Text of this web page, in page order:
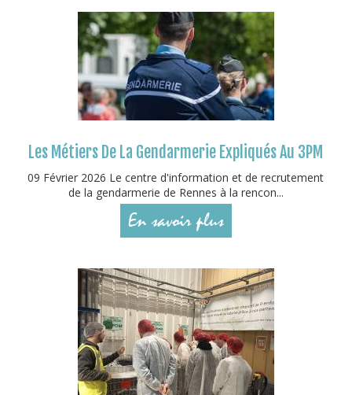
Les Métiers De La Gendarmerie Expliqués Au 3PM
09 Février 2026 Le centre d'information et de recrutement
de la gendarmerie de Rennes à la rencon...
En savoir plus